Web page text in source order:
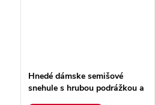
Hnedé dámske semišové
snehule s hrubou podrážkou a